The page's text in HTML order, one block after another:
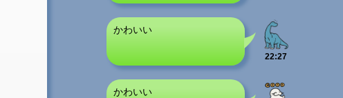
22:27
かわいい
かわいい